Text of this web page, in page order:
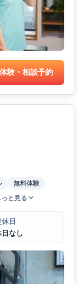
体験・相談予約
無料体験
っと見る
休日
日なし